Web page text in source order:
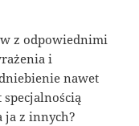
z odpowiednimi
i
nawet
ja z innych?